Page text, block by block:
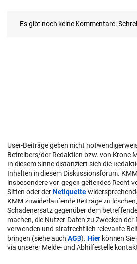
User-Beiträge geben nicht
Betreibers/der Redaktion bzw. von Krone
In diesem Sinne distanziert sich die
Inhalten in diesem Diskussionsforum.
insbesondere vor, gegen geltendes Recht
Sitten oder derNetiquette
KMM zuwiderlaufende Beiträge zu
Schadenersatz gegenüber dem
machen, die Nutzer-Daten zu Zwecken
verwenden und strafrechtlich relevante
bringen (siehe auch AGB). Hier können
via unserer Melde- und Abhilfestelle